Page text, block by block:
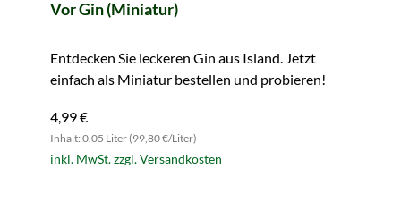
Vor Gin (Miniatur)
Entdecken Sie leckeren Gin aus Island. Jetzt
einfach als Miniatur bestellen und probieren!
4,99 €
Inhalt: 0.05 Liter (99,80 €/Liter)
inkl. MwSt. zzgl. Versandkosten